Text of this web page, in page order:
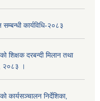
कार्यविधि-२०८३
शिक्षक दरबन्दी मिलान तथा
२०८३ ।
कार्यसञ्चालन निर्देशिका‚